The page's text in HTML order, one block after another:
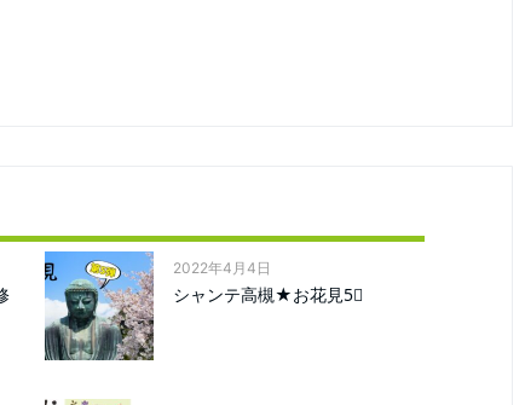
2022年4月4日
シャンテ高槻★お花見5⃣